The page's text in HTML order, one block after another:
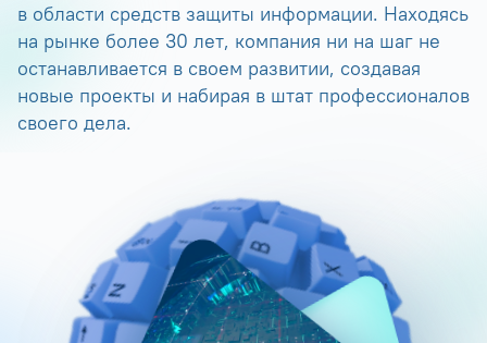
в области средств защиты информации. Находясь
на рынке более 30 лет, компания ни на шаг не
останавливается в своем развитии, создавая
новые проекты и набирая в штат профессионалов
своего дела.